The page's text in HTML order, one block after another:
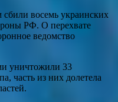
восемь украинских
РФ. О перехвате
ведомство
уничтожили 33
часть из них долетела